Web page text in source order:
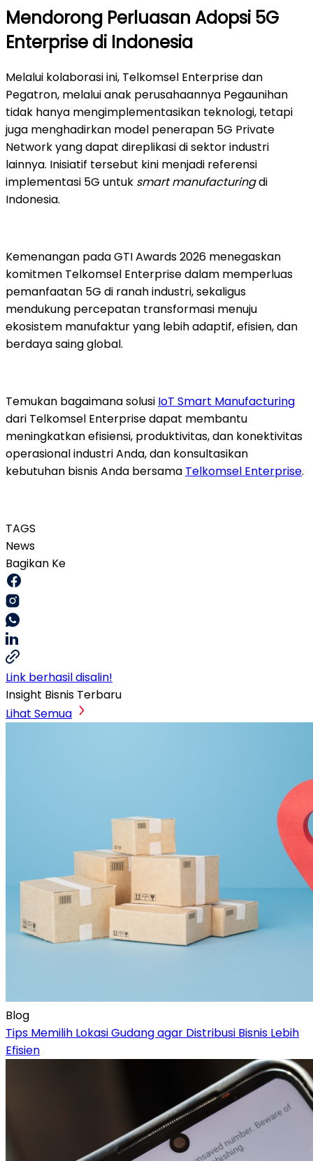
Mendorong Perluasan Adopsi 5G
Enterprise di Indonesia
Melalui kolaborasi ini, Telkomsel Enterprise dan
Pegatron, melalui anak perusahaannya Pegaunihan
tidak hanya mengimplementasikan teknologi, tetapi
juga menghadirkan model penerapan 5G Private
Network yang dapat direplikasi di sektor industri
lainnya. Inisiatif tersebut kini menjadi referensi
implementasi 5G untuk smart manufacturingdi
Indonesia.
Kemenangan pada GTI Awards 2026 menegaskan
komitmen Telkomsel Enterprise dalam memperluas
pemanfaatan 5G di ranah industri, sekaligus
mendukung percepatan transformasi menuju
ekosistem manufaktur yang lebih adaptif, efisien, dan
berdaya saing global.
Temukan bagaimana solusi IoT Smart Manufacturing
dari Telkomsel Enterprise dapat membantu
meningkatkan efisiensi, produktivitas, dan konektivitas
operasional industri Anda, dan konsultasikan
kebutuhan bisnis Anda bersama Telkomsel Enterprise.
TAGS
News
Bagikan Ke
Link berhasil disalin!
Insight Bisnis Terbaru
Lihat Semua
Blog
Tips Memilih Lokasi Gudang agar Distribusi Bisnis Lebih
Efisien